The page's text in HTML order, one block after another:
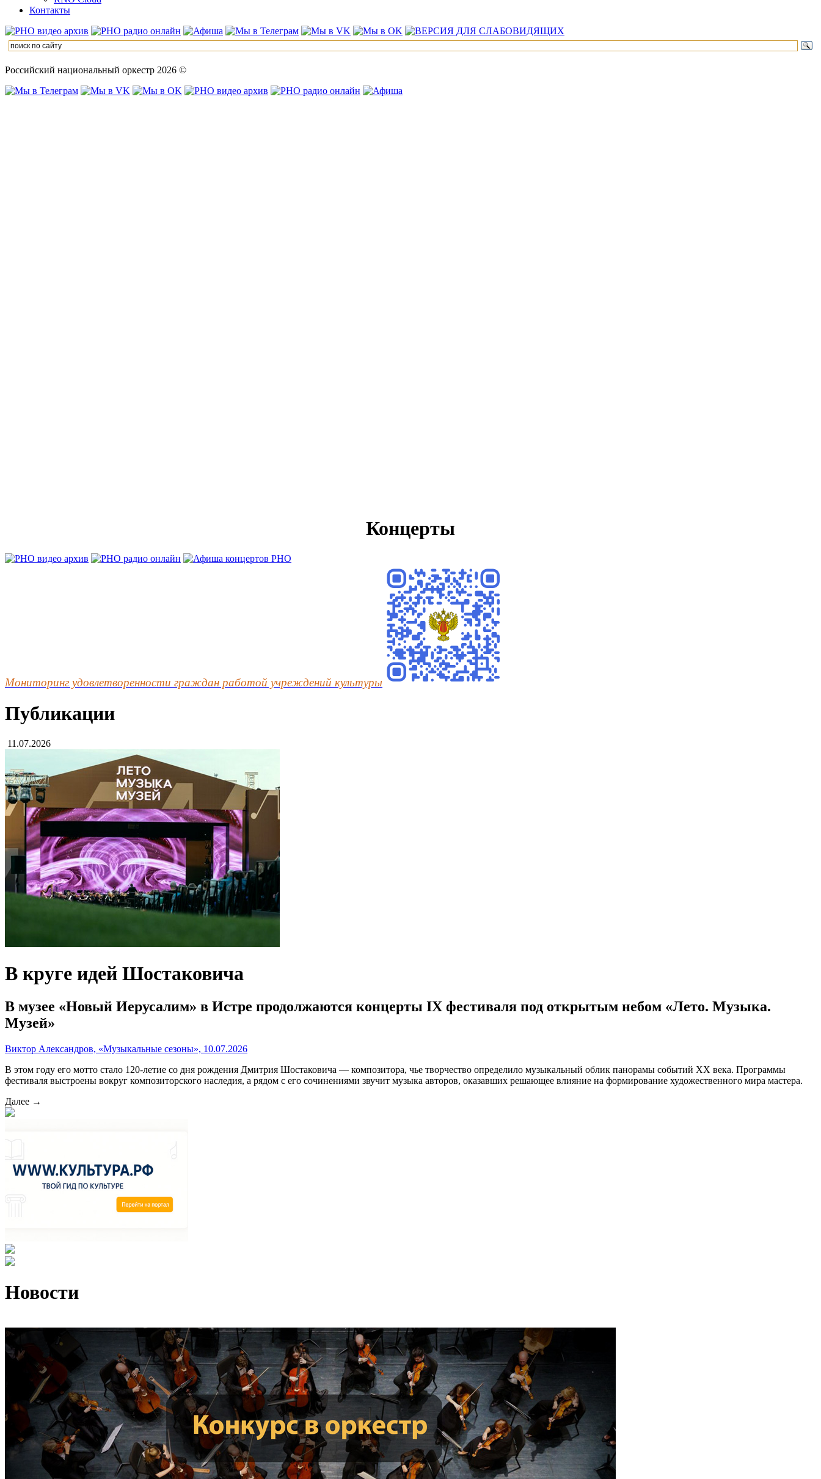
Контакты
Российский национальный оркестр 2026 ©
Концерты
Мониторинг удовлетворенности граждан работой учреждений культуры
Публикации
11.07.2026
В круге идей Шостаковича
В музее «Новый Иерусалим» в Истре продолжаются концерты IX фестиваля под открытым небом «Лето. Музыка.
Музей»
Виктор Александров, «Музыкальные сезоны», 10.07.2026
В этом году его мотто стало 120-летие со дня рождения Дмитрия Шостаковича — композитора, чье творчество определило музыкальный облик панорамы событий XX века. Программы
фестиваля выстроены вокруг композиторского наследия, а рядом с его сочинениями звучит музыка авторов, оказавших решающее влияние на формирование художественного мира мастера.
Далее →
Новости